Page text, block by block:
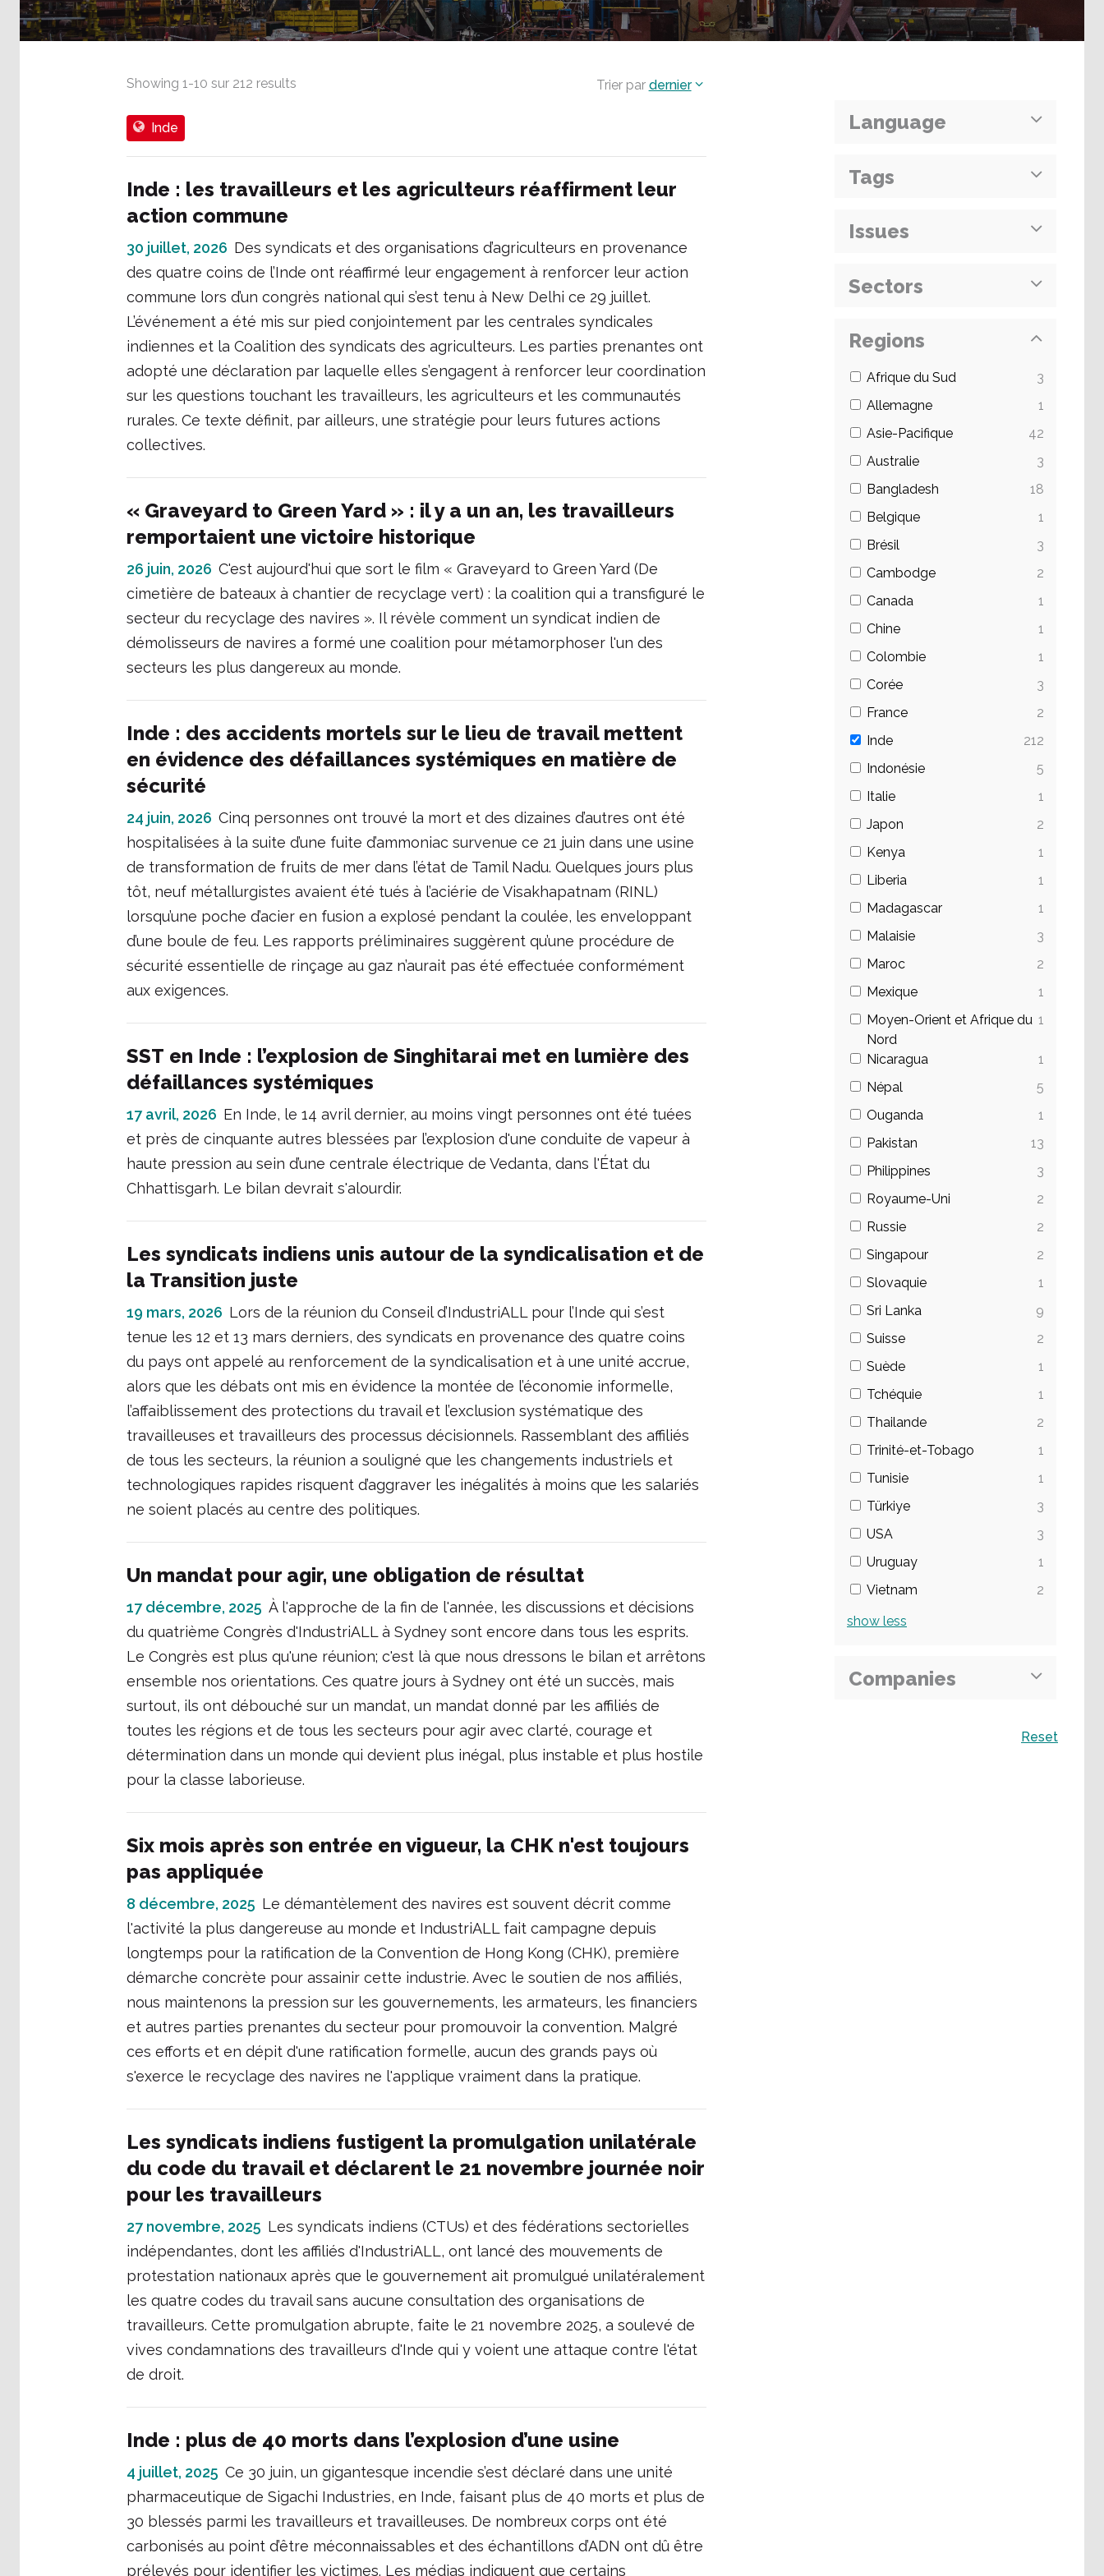
Showing 1-10 sur 212 results Trier par dernier
Inde
Inde : les travailleurs et les agriculteurs réaffirment leur
action commune
30 juillet, 2026 Des syndicats et des organisations d’agriculteurs en provenance
des quatre coins de l’Inde ont réaffirmé leur engagement à renforcer leur action
commune lors d’un congrès national qui s’est tenu à New Delhi ce 29 juillet.
L’événement a été mis sur pied conjointement par les centrales syndicales
indiennes et la Coalition des syndicats des agriculteurs. Les parties prenantes ont
adopté une déclaration par laquelle elles s’engagent à renforcer leur coordination
sur les questions touchant les travailleurs, les agriculteurs et les communautés
rurales. Ce texte définit, par ailleurs, une stratégie pour leurs futures actions
collectives.
« Graveyard to Green Yard » : il y a un an, les travailleurs
remportaient une victoire historique
26 juin, 2026 C'est aujourd'hui que sort le film « Graveyard to Green Yard (De
cimetière de bateaux à chantier de recyclage vert) : la coalition qui a transfiguré le
secteur du recyclage des navires ». Il révèle comment un syndicat indien de
démolisseurs de navires a formé une coalition pour métamorphoser l'un des
secteurs les plus dangereux au monde.
Inde : des accidents mortels sur le lieu de travail mettent
en évidence des défaillances systémiques en matière de
sécurité
24 juin, 2026 Cinq personnes ont trouvé la mort et des dizaines d’autres ont été
hospitalisées à la suite d’une fuite d’ammoniac survenue ce 21 juin dans une usine
de transformation de fruits de mer dans l’état de Tamil Nadu. Quelques jours plus
tôt, neuf métallurgistes avaient été tués à l’aciérie de Visakhapatnam (RINL)
lorsqu’une poche d’acier en fusion a explosé pendant la coulée, les enveloppant
d’une boule de feu. Les rapports préliminaires suggèrent qu’une procédure de
sécurité essentielle de rinçage au gaz n’aurait pas été effectuée conformément
aux exigences.
SST en Inde : l’explosion de Singhitarai met en lumière des
défaillances systémiques
17 avril, 2026 En Inde, le 14 avril dernier, au moins vingt personnes ont été tuées
et près de cinquante autres blessées par l’explosion d'une conduite de vapeur à
haute pression au sein d’une centrale électrique de Vedanta, dans l'État du
Chhattisgarh. Le bilan devrait s'alourdir.
Les syndicats indiens unis autour de la syndicalisation et de
la Transition juste
19 mars, 2026 Lors de la réunion du Conseil d’IndustriALL pour l’Inde qui s’est
tenue les 12 et 13 mars derniers, des syndicats en provenance des quatre coins
du pays ont appelé au renforcement de la syndicalisation et à une unité accrue,
alors que les débats ont mis en évidence la montée de l’économie informelle,
l’affaiblissement des protections du travail et l’exclusion systématique des
travailleuses et travailleurs des processus décisionnels. Rassemblant des affiliés
de tous les secteurs, la réunion a souligné que les changements industriels et
technologiques rapides risquent d’aggraver les inégalités à moins que les salariés
ne soient placés au centre des politiques.
Un mandat pour agir, une obligation de résultat
17 décembre, 2025 À l'approche de la fin de l'année, les discussions et décisions
du quatrième Congrès d'IndustriALL à Sydney sont encore dans tous les esprits.
Le Congrès est plus qu'une réunion; c'est là que nous dressons le bilan et arrêtons
ensemble nos orientations. Ces quatre jours à Sydney ont été un succès, mais
surtout, ils ont débouché sur un mandat, un mandat donné par les affiliés de
toutes les régions et de tous les secteurs pour agir avec clarté, courage et
détermination dans un monde qui devient plus inégal, plus instable et plus hostile
pour la classe laborieuse.
Six mois après son entrée en vigueur, la CHK n'est toujours
pas appliquée
8 décembre, 2025 Le démantèlement des navires est souvent décrit comme
l'activité la plus dangereuse au monde et IndustriALL fait campagne depuis
longtemps pour la ratification de la Convention de Hong Kong (CHK), première
démarche concrète pour assainir cette industrie. Avec le soutien de nos affiliés,
nous maintenons la pression sur les gouvernements, les armateurs, les financiers
et autres parties prenantes du secteur pour promouvoir la convention. Malgré
ces efforts et en dépit d'une ratification formelle, aucun des grands pays où
s'exerce le recyclage des navires ne l'applique vraiment dans la pratique.
Les syndicats indiens fustigent la promulgation unilatérale
du code du travail et déclarent le 21 novembre journée noir
pour les travailleurs
27 novembre, 2025 Les syndicats indiens (CTUs) et des fédérations sectorielles
indépendantes, dont les affiliés d'IndustriALL, ont lancé des mouvements de
protestation nationaux après que le gouvernement ait promulgué unilatéralement
les quatre codes du travail sans aucune consultation des organisations de
travailleurs. Cette promulgation abrupte, faite le 21 novembre 2025, a soulevé de
vives condamnations des travailleurs d'Inde qui y voient une attaque contre l'état
de droit.
Inde : plus de 40 morts dans l’explosion d’une usine
4 juillet, 2025 Ce 30 juin, un gigantesque incendie s’est déclaré dans une unité
pharmaceutique de Sigachi Industries, en Inde, faisant plus de 40 morts et plus de
30 blessés parmi les travailleurs et travailleuses. De nombreux corps ont été
carbonisés au point d’être méconnaissables et des échantillons d’ADN ont dû être
prélevés pour identifier les victimes. Les médias indiquent que certains
Language
Tags
Issues
Sectors
Regions
Afrique du Sud
3
Allemagne
1
Asie-Pacifique
42
Australie
3
Bangladesh
18
Belgique
1
Brésil
3
Cambodge
2
Canada
1
Chine
1
Colombie
1
Corée
3
France
2
Inde
212
Indonésie
5
Italie
1
Japon
2
Kenya
1
Liberia
1
Madagascar
1
Malaisie
3
Maroc
2
Mexique
1
Moyen-Orient et Afrique du
Nord
1
Nicaragua
1
Népal
5
Ouganda
1
Pakistan
13
Philippines
3
Royaume-Uni
2
Russie
2
Singapour
2
Slovaquie
1
Sri Lanka
9
Suisse
2
Suède
1
Tchéquie
1
Thailande
2
Trinité-et-Tobago
1
Tunisie
1
Türkiye
3
USA
3
Uruguay
1
Vietnam
2
show less
Companies
Reset